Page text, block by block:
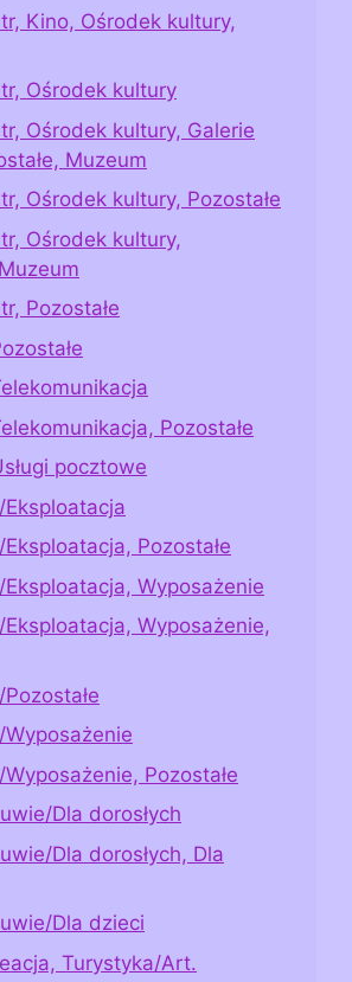
Kino, Ośrodek kultury,
Ośrodek kultury
Ośrodek kultury, Galerie
Muzeum
Ośrodek kultury, Pozostałe
Ośrodek kultury,
Pozostałe
Pozostałe
pocztowe
Pozostałe
Wyposażenie
Wyposażenie,
Pozostałe
Dla dorosłych
Dla dorosłych, Dla
Dla dzieci
Turystyka/Art.